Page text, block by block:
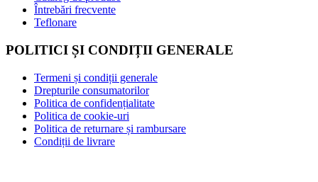
Întrebări frecvente
Teflonare
POLITICI ȘI CONDIȚII GENERALE
Termeni și condiții generale
Drepturile consumatorilor
Politica de confidențialitate
Politica de cookie-uri
Politica de returnare și rambursare
Condiții de livrare